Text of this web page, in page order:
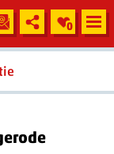
0